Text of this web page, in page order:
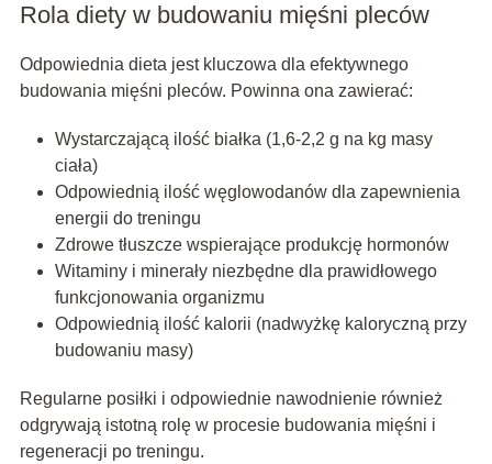
Rola diety w budowaniu mięśni pleców
Odpowiednia dieta jest kluczowa dla efektywnego
budowania mięśni pleców. Powinna ona zawierać:
Wystarczającą ilość białka (1,6-2,2 g na kg masy
ciała)
Odpowiednią ilość węglowodanów dla zapewnienia
energii do treningu
Zdrowe tłuszcze wspierające produkcję hormonów
Witaminy i minerały niezbędne dla prawidłowego
funkcjonowania organizmu
Odpowiednią ilość kalorii (nadwyżkę kaloryczną przy
budowaniu masy)
Regularne posiłki i odpowiednie nawodnienie również
odgrywają istotną rolę w procesie budowania mięśni i
regeneracji po treningu.